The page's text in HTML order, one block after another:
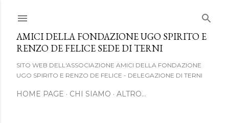
AMICI DELLA FONDAZIONE UGO SPIRITO E
RENZO DE FELICE SEDE DI TERNI
SITO WEB DELL'ASSOCIAZIONE AMICI DELLA FONDAZIONE
UGO SPIRITO E RENZO DE FELICE - DELEGAZIONE DI TERNI
HOME PAGE CHI SIAMO ALTRO…